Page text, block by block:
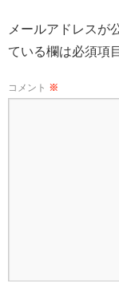
メールアドレスが
ている欄は必須項
コメント ※